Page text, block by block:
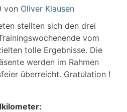
von Oliver Klausen
stellten sich den drei
vom
tolle Ergebnisse. Die
werden im Rahmen
überreicht. Gratulation !